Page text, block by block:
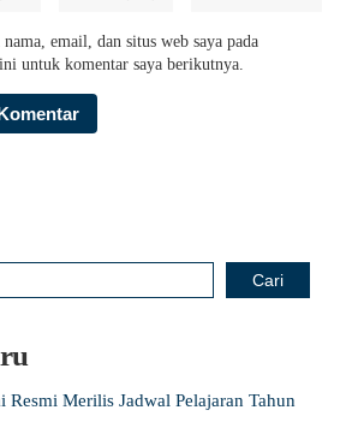
nama, email, dan situs web saya pada
untuk komentar saya berikutnya.
Cari
Resmi Merilis Jadwal Pelajaran Tahun